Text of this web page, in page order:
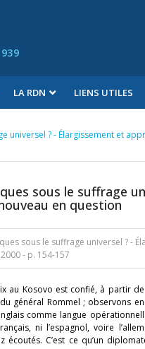
LA RDN LIENS UTILES
universel ? - Élargissement et
sous le suffrage
en question
sous le suffrage universel ? -
- p. 154-157
Kosovo est confié, à partir
général Rommel ; observons
comme langue
ni l’espagnol, voire
C’est ce qu’un